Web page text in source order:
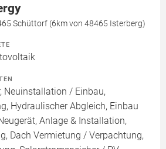
Schüttorf (6km von 48465 Isterberg)
Neuinstallation / Einbau,
Hydraulischer Abgleich, Einbau
Anlage & Installation,
Dach Vermietung / Verpachtung,